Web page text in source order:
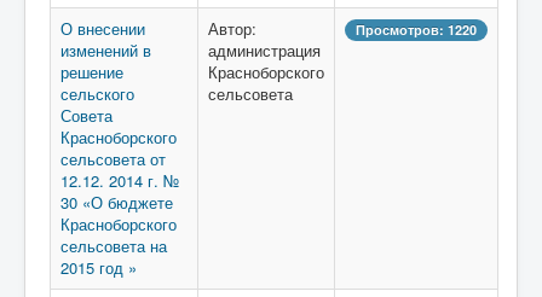
О внесении
изменений в
решение
сельского
Совета
Красноборского
сельсовета от
12.12. 2014 г. №
30 «О бюджете
Красноборского
сельсовета на
2015 год »
Автор:
администрация
Красноборского
сельсовета
Просмотров: 1220